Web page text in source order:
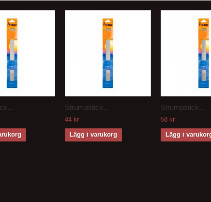
Strumpstick...
44 kr
Lägg i varukorg
Strumpstick...
58 kr
Lägg i